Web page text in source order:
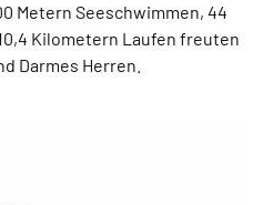
Metern Seeschwimmen, 44
Kilometern Laufen freuten
Darmes Herren.